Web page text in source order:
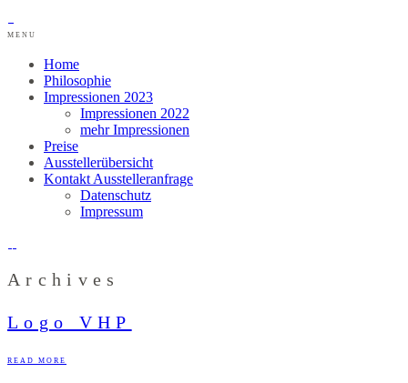
MENU
Home
Philosophie
Impressionen 2023
Impressionen 2022
mehr Impressionen
Preise
Ausstellerübersicht
Kontakt Ausstelleranfrage
Datenschutz
Impressum
Archives
Logo VHP
READ MORE